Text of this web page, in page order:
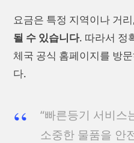
요금은 특정 지역이나 거
될 수 있습니다. 따라서 정
체국 공식 홈페이지를 방
다.
“빠른등기 서비스
소중한 물품을 안